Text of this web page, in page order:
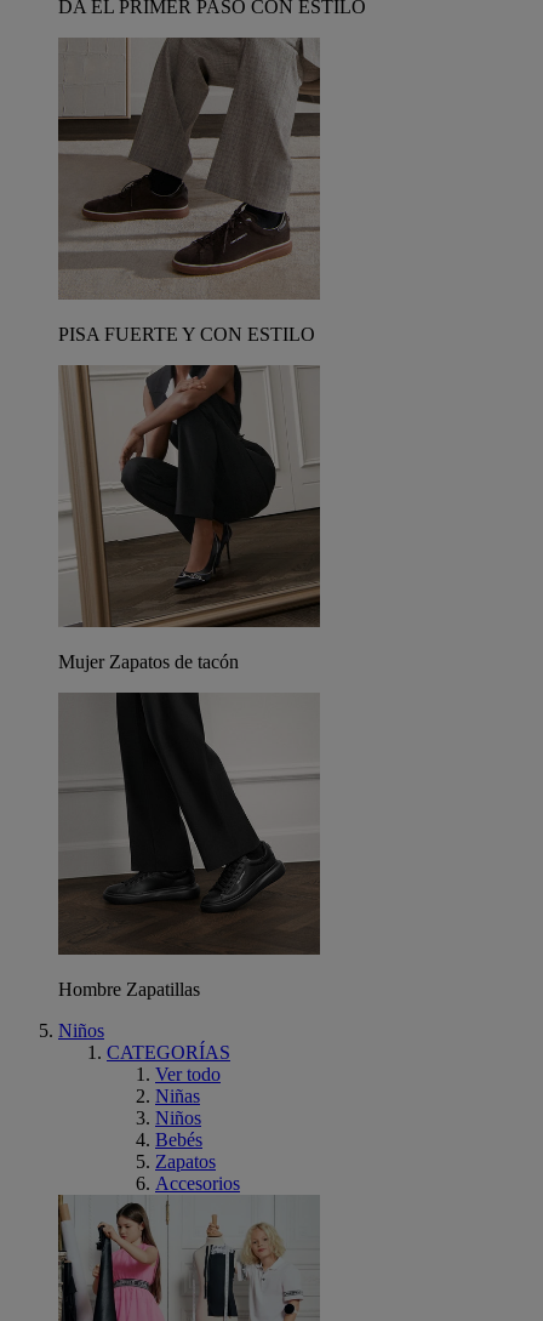
DA EL PRIMER PASO CON ESTILO
PISA FUERTE Y CON ESTILO
Mujer Zapatos de tacón
Hombre Zapatillas
Niños
CATEGORÍAS
Ver todo
Niñas
Niños
Bebés
Zapatos
Accesorios